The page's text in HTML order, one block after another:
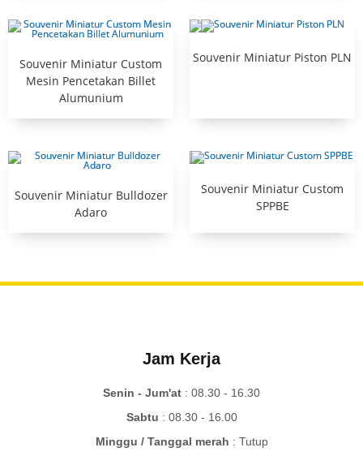
Souvenir Miniatur Custom
Mesin Pencetakan Billet
Alumunium
Souvenir Miniatur Piston PLN
Souvenir Miniatur Bulldozer
Adaro
Souvenir Miniatur Custom
SPPBE
Jam Kerja
Senin - Jum'at : 08.30 - 16.30
Sabtu : 08.30 - 16.00
Minggu / Tanggal merah : Tutup